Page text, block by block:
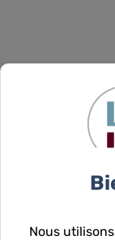
Key
Nous